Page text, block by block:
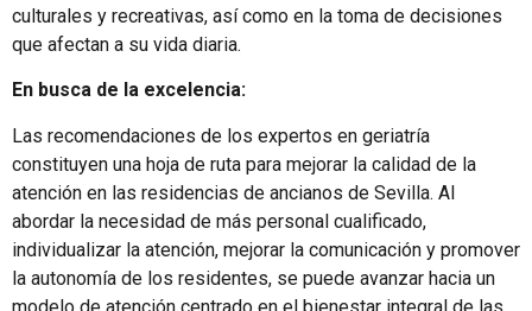
culturales y recreativas, así como en la toma de decisiones
que afectan a su vida diaria.
En busca de la excelencia:
Las recomendaciones de los expertos en geriatría
constituyen una hoja de ruta para mejorar la calidad de la
atención en las residencias de ancianos de Sevilla. Al
abordar la necesidad de más personal cualificado,
individualizar la atención, mejorar la comunicación y promover
la autonomía de los residentes, se puede avanzar hacia un